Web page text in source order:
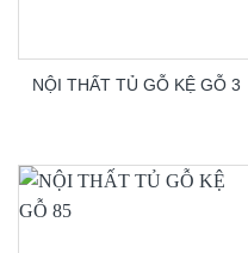
NỘI THẤT TỦ GỖ KỆ GỖ 3